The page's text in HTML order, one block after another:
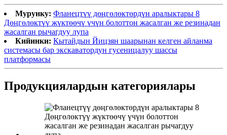
Мурунку: Фланецтүү дөңгөлөктөрдүн аралыктары 8
Дөңгөлөктүү жүктөөчү үчүн болоттон жасалган же резинадан
жасалган рычагдуу лупа
Кийинки: Кытайдын Йицзян шаарынан келген айланма
системасы бар экскаватордун гусеницалуу шассы
платформасы
Продукциялардын категориялары